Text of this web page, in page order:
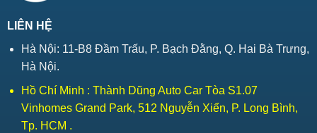
LIÊN HỆ
Hà Nội: 11-B8 Đầm Trấu, P. Bạch Đằng, Q. Hai Bà Trưng,
Hà Nội.
Hồ Chí Minh : Thành Dũng Auto Car Tòa S1.07
Vinhomes Grand Park, 512 Nguyễn Xiển, P. Long Bình,
Tp. HCM .